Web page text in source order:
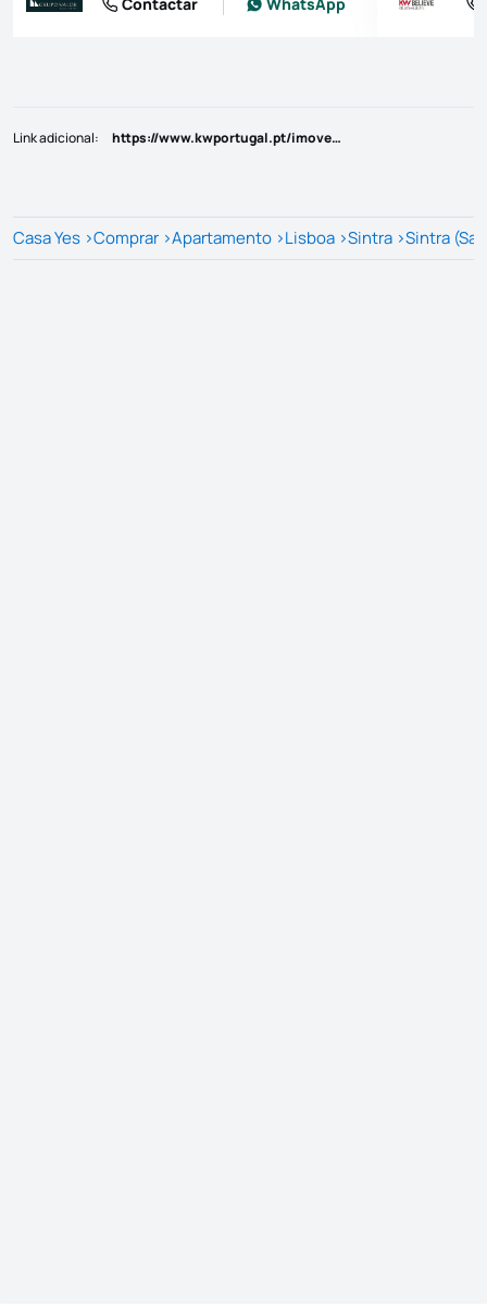
Contactar WhatsApp
Link adicional: https://www.kwportugal.pt/imovel/Venda/Apartamento/Lisboa/Sintra/S.Maria, S.Miguel, S.Martinho, S.Pedro Penaferrim/51943
Casa Yes >Comprar >Apartamento >Lisboa >Sintra >Sintra